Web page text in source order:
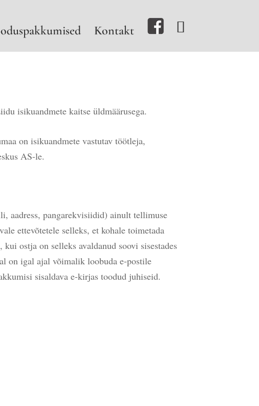
Kontakt
isikuandmete kaitse üldmäärusega.
on isikuandmete vastutav töötleja,
AS-le.
aadress, pangarekvisiidid) ainult tellimuse
ettevõtetele selleks, et kohale toimetada
ostja on selleks avaldanud soovi sisestades
on igal ajal võimalik loobuda e-postile
sisaldava e-kirjas toodud juhiseid.